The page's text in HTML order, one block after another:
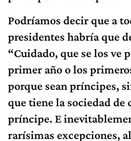
Podríamos decir que a
presidentes habría que
“Cuidado, que se los ve
primer año o los
porque sean príncipes,
que tiene la sociedad de
príncipe. E
rarísimas excepciones,